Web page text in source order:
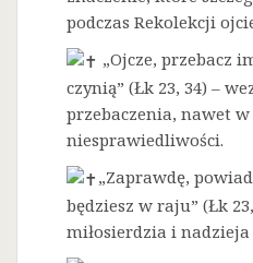
podczas Rekolekcji
„Ojcze, przebacz
czynią” (Łk 23, 34) –
przebaczenia, nawet
niesprawiedliwości.
„Zaprawdę,
będziesz w raju” (Łk
miłosierdzia i